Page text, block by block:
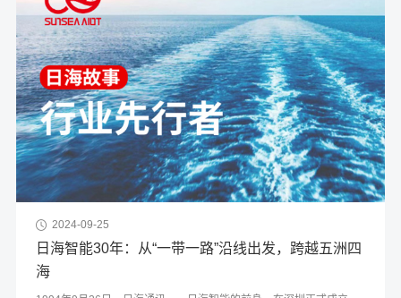
2024-09-25
日海智能30年：从“一带一路”沿线出发，跨越五洲四
海